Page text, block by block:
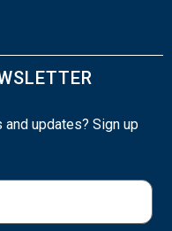
updates? Sign up